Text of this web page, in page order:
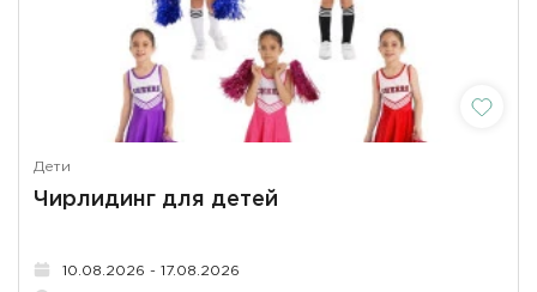
Дети
Чирлидинг для детей
10.08.2026 - 17.08.2026